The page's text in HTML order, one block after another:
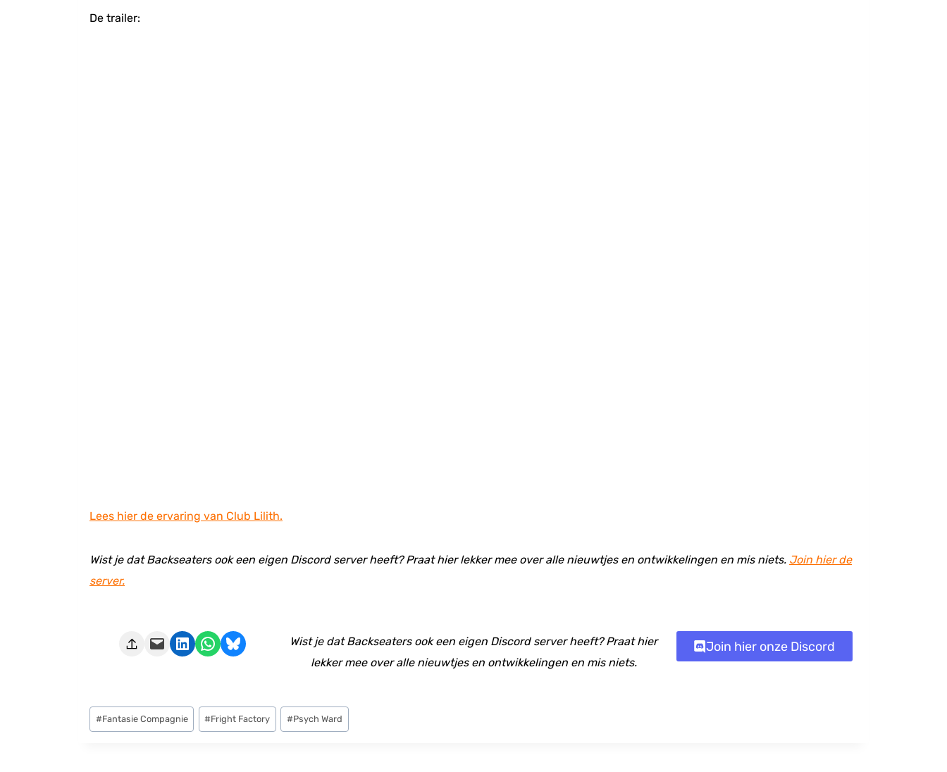
De trailer:
Lees hier de ervaring van Club Lilith.
Wist je dat Backseaters ook een eigen Discord server heeft? Praat hier lekker mee over alle nieuwtjes en ontwikkelingen en mis niets. Join hier de
server.
Deze pagina e-mailen Delen op LinkedIn Delen via WhatsApp Share on Bluesky
Wist je dat Backseaters ook een eigen Discord server heeft? Praat hier
lekker mee over alle nieuwtjes en ontwikkelingen en mis niets.
Join hier onze Discord
Bericht
tags:
#Fantasie Compagnie #Fright Factory #Psych Ward